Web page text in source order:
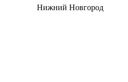
Нижний Новгород